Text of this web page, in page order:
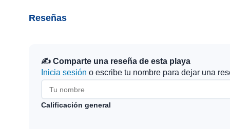
Reseñas
✍️ Comparte una reseña de esta playa
Inicia sesión o escribe tu nombre para dejar una
Calificación general